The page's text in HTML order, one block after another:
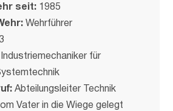
seit: 1985
Wehrführer
Industriemechaniker für
Abteilungsleiter Technik
Vater in die Wiege gelegt